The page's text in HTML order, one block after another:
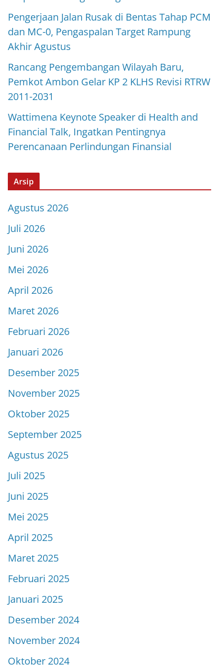
Pengerjaan Jalan Rusak di Bentas Tahap PCM
dan MC-0, Pengaspalan Target Rampung
Akhir Agustus
Rancang Pengembangan Wilayah Baru,
Pemkot Ambon Gelar KP 2 KLHS Revisi RTRW
2011-2031
Wattimena Keynote Speaker di Health and
Financial Talk, Ingatkan Pentingnya
Perencanaan Perlindungan Finansial
Arsip
Agustus 2026
Juli 2026
Juni 2026
Mei 2026
April 2026
Maret 2026
Februari 2026
Januari 2026
Desember 2025
November 2025
Oktober 2025
September 2025
Agustus 2025
Juli 2025
Juni 2025
Mei 2025
April 2025
Maret 2025
Februari 2025
Januari 2025
Desember 2024
November 2024
Oktober 2024